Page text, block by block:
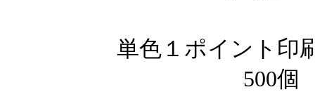
単色１ポイント 印
500